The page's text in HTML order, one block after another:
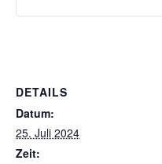
DETAILS
Datum:
25. Juli 2024
Zeit: